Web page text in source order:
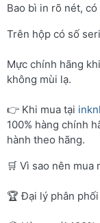
Bao bì in rõ nét, có
Trên hộp có số
Mực chính hãng
không mùi lạ.
👉 Khi mua tại
100% hàng chính
hành theo hãng.
🛒 Vì sao nên
🏆 Đại lý phân